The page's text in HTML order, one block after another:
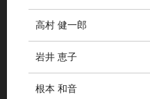
高村 健一郎
岩井 恵子
根本 和音